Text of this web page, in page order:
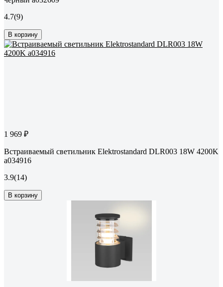
4.7(9)
В корзину
1 969 ₽
Встраиваемый светильник Elektrostandard DLR003 18W 4200K
a034916
3.9(14)
В корзину